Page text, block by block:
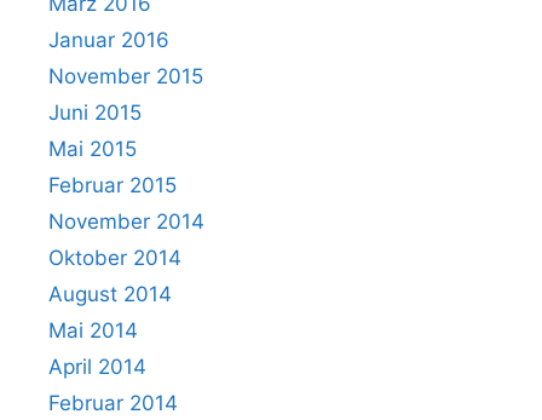
Januar 2016
November 2015
Juni 2015
Mai 2015
Februar 2015
November 2014
Oktober 2014
August 2014
Mai 2014
April 2014
Februar 2014